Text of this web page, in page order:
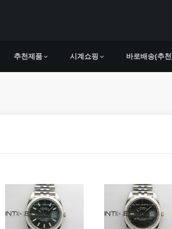
추천제품 시계쇼핑 바로배송(추